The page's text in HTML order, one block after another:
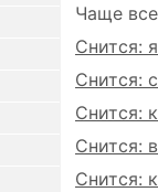
Чаще
Снится:
Снится:
Снится:
Снится:
Снится: